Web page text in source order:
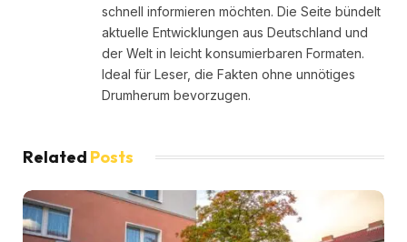
schnell informieren möchten. Die Seite bündelt
aktuelle Entwicklungen aus Deutschland und
der Welt in leicht konsumierbaren Formaten.
Ideal für Leser, die Fakten ohne unnötiges
Drumherum bevorzugen.
Related Posts